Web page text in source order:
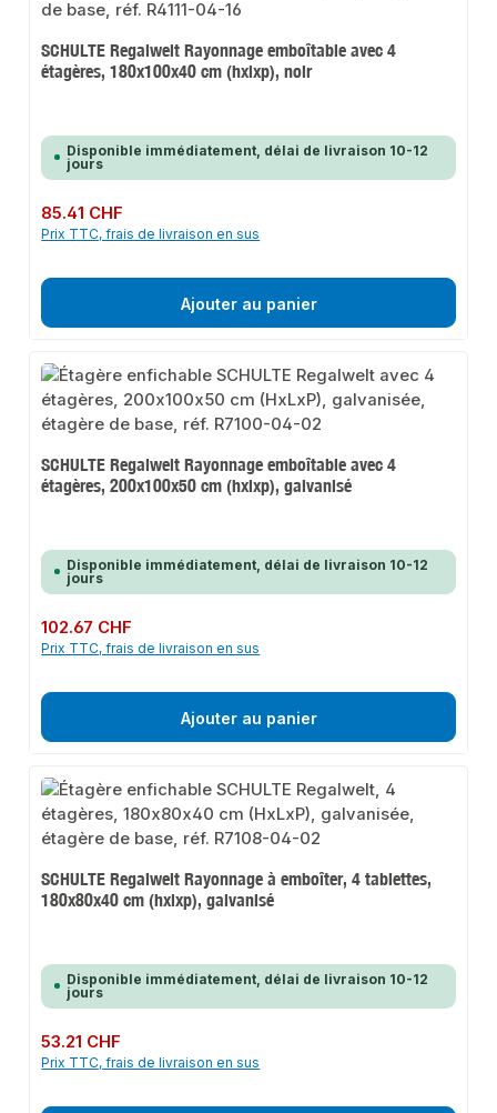
SCHULTE Regalwelt Rayonnage emboîtable avec 4
étagères, 180x100x40 cm (hxlxp), noir
Disponible immédiatement, délai de livraison 10-12
jours
Prix régulier :
85.41 CHF
Prix TTC, frais de livraison en sus
Ajouter au panier
SCHULTE Regalwelt Rayonnage emboîtable avec 4
étagères, 200x100x50 cm (hxlxp), galvanisé
Disponible immédiatement, délai de livraison 10-12
jours
Prix régulier :
102.67 CHF
Prix TTC, frais de livraison en sus
Ajouter au panier
SCHULTE Regalwelt Rayonnage à emboîter, 4 tablettes,
180x80x40 cm (hxlxp), galvanisé
Disponible immédiatement, délai de livraison 10-12
jours
Prix régulier :
53.21 CHF
Prix TTC, frais de livraison en sus